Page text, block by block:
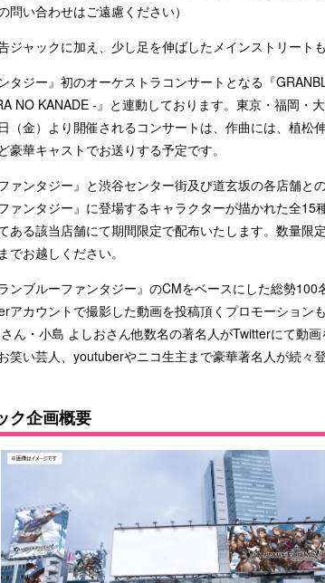
問い合わせはご遠慮ください）
ジャックに加え、少し足を伸ばしたメインストリート
タジー』初のオーケストラコンサートとなる『
NO KANADE -』と連動しております。東京・福岡・
（金）より開催されるコンサートは、作曲には、植松
豪華キャストでお送りする予定です。
ァンタジー』と渋谷センター街及び道玄坂の各店舗と
ァンタジー』に登場するキャラクターが描かれた全15
ある該当店舗にて期間限定で配布いたします。数量限
お越しください。
ンブルーファンタジー』のCMをベースにした総勢100
アカウントで撮影した動画を投稿頂くプロモーション
ん・小島 よしおさん他数名の著名人がTwitterにて動
笑い芸人、youtuberやニコ生主まで豪華著名人が続々
ク企画概要